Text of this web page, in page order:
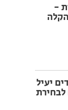
-
יעיל
לבחירת